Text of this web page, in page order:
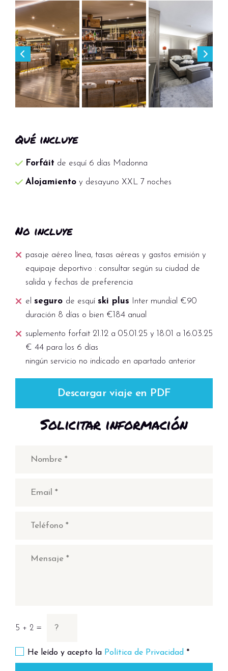
Qué incluye
Forfáit de esquí 6 días Madonna
Alojamiento y desayuno XXL 7 noches
No incluye
pasaje aéreo línea, tasas aéreas y gastos emisión y
equipaje deportivo : consultar según su ciudad de
salida y fechas de preferencia
el seguro de esquí ski plus Inter mundial €90
duración 8 días o bien €184 anual
suplemento forfait 21.12 a 05.01.25 y 18.01 a 16.03.25
€ 44 para los 6 días
ningún servicio no indicado en apartado anterior
Descargar viaje en PDF
Solicitar información
5 + 2 =
He leído y acepto la Política de Privacidad *